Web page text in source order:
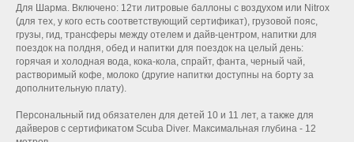
Для Шарма. Включено: 12ти литровые баллоны с воздухом или Nitrox
(для тех, у кого есть соответствующий сертификат), грузовой пояс,
грузы, гид, трансферы между отелем и дайв-центром, напитки для
поездок на полдня, обед и напитки для поездок на целый день:
горячая и холодная вода, кока-кола, спрайт, фанта, черный чай,
растворимый кофе, молоко (другие напитки доступны на борту за
дополнительную плату).
Персональный гид обязателен для детей 10 и 11 лет, а также для
дайверов с сертификатом Scuba Diver. Максимальная глубина - 12